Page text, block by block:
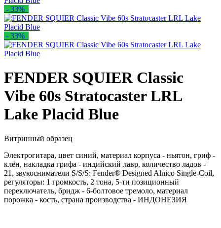
- 33%
- 33%
FENDER SQUIER Classic
Vibe 60s Stratocaster LRL
Lake Placid Blue
Витринный образец
Электрогитара, цвет синий, материал корпуса - ньятон, гриф -
клён, накладка грифа - индийский лавр, количество ладов -
21, звукосниматели S/S/S: Fender® Designed Alnico Single-Coil,
регуляторы: 1 громкость, 2 тона, 5-ти позиционный
переключатель, бридж - 6-болтовое тремоло, материал
порожка - кость, страна производства - ИНДОНЕЗИЯ